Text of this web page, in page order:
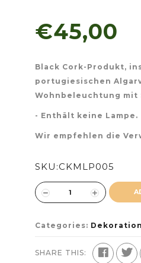
€45,00
Black Cork-Produkt,
portugiesischen
Wohnbeleuchtung
- Enthält keine Lampe.
Wir empfehlen die
SKU:CKMLP005
Categories: Dekoration
SHARE THIS: